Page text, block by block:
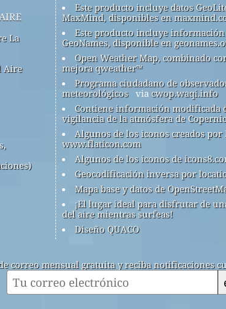
La
Aire
Este producto incluye datos
MaxMind, disponibles en
Este producto incluye información
GeoNames, disponible en
Open Weather Map, combinado
mejora qweather™
Programa ciudadano de
meteorológicos via cwop.waqi.info
Contiene información modificada
vigilancia de la atmósfera de
Algunos de los iconos creados por
www.flaticon.com
Algunos de los iconos de
Geocodificación inversa por
Mapa base y datos de
¡El lugar ideal para disfrutar de
del aire mientras surfeas!
Diseño QUACO
correo mensual gratuita y reciba notificaciones